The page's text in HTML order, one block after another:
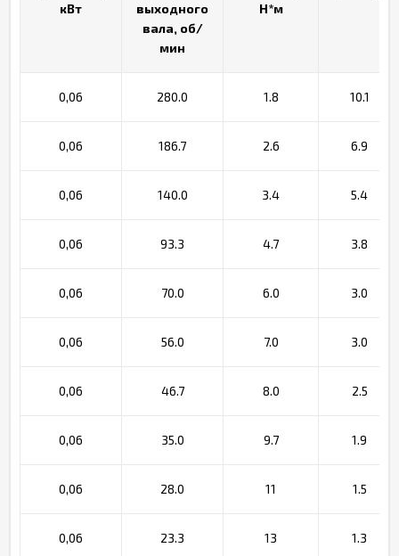
кВт
выходного
вала, об/
мин
Н*м
0,06 280.0 1.8 10.1
0,06 186.7 2.6 6.9
0,06 140.0 3.4 5.4
0,06 93.3 4.7 3.8
0,06 70.0 6.0 3.0
0,06 56.0 7.0 3.0
0,06 46.7 8.0 2.5
0,06 35.0 9.7 1.9
0,06 28.0 11 1.5
0,06 23.3 13 1.3
кВт
выходного
вала, об/
мин
Н*м